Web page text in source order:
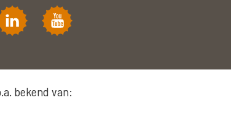
bekend van: